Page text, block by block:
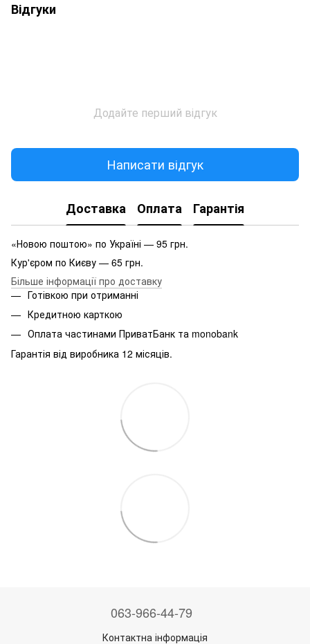
Відгуки
Додайте перший відгук
Написати відгук
Доставка Оплата Гарантія
«Новою поштою» по Україні — 95 грн.
Кур'єром по Києву — 65 грн.
Більше інформації про доставку
Готівкою при отриманні
Кредитною карткою
Оплата частинами ПриватБанк та monobank
Гарантія від виробника 12 місяців.
063-966-44-79
Контактна інформація